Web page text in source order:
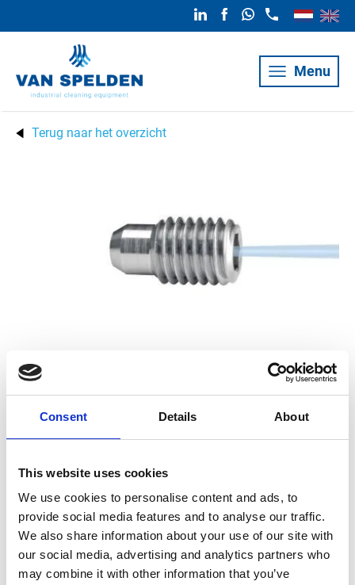
Consent Details About
This website uses cookies
We use cookies to personalise content and ads, to
provide social media features and to analyse our traffic.
We also share information about your use of our site with
our social media, advertising and analytics partners who
may combine it with other information that you’ve
Menu
Terug naar het overzicht
Nozzle 3000 bar
M10 0.90 mm
E0800151
Merk Falch
Artikelnummer 021007050800151